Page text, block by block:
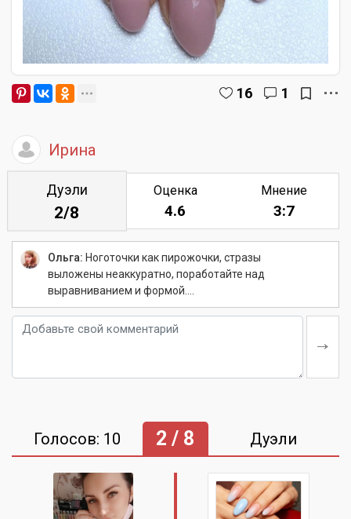
16 1
Ирина
Дуэли
2/8
Оценка
4.6
Мнение
3:7
Ольга: Ноготочки как пирожочки, стразы
выложены неаккуратно, поработайте над
выравниванием и формой....
Голосов: 10 2 / 8 Дуэли